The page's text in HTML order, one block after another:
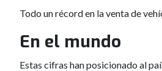
Todo un récord en la venta de
En el mundo
Estas cifras han posicionado al